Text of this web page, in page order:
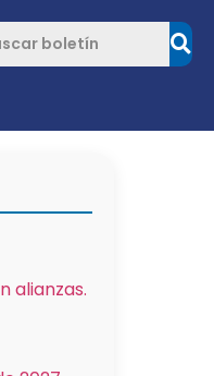
alianzas.